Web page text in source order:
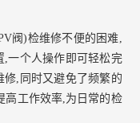
阀)检维修不便的困难,
,一个人操作即可轻松完
修,同时又避免了频繁的
高工作效率,为日常的检